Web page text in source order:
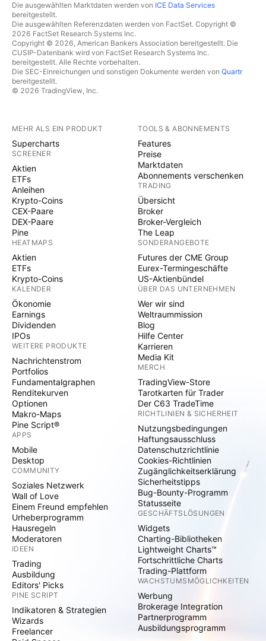
Die ausgewählten Marktdaten werden von ICE Data Services
bereitgestellt.
Die ausgewählten Referenzdaten werden von FactSet. Copyright ©
2026 FactSet Research Systems Inc.
Copyright © 2026, American Bankers Association bereitgestellt. Die
CUSIP-Datenbank wird von FactSet Research Systems Inc.
bereitgestellt. Alle Rechte vorbehalten.
Die SEC-Einreichungen und sonstigen Dokumente werden von Quartr
bereitgestellt.
© 2026 TradingView, Inc.
MEHR ALS EIN PRODUKT
Supercharts
SCREENER
Aktien
ETFs
Anleihen
Krypto-Coins
CEX-Paare
DEX-Paare
Pine
HEATMAPS
Aktien
ETFs
Krypto-Coins
KALENDER
Ökonomie
Earnings
Dividenden
IPOs
WEITERE PRODUKTE
Nachrichtenstrom
Portfolios
Fundamentalgraphen
Renditekurven
Optionen
Makro-Maps
Pine Script®
APPS
Mobile
Desktop
COMMUNITY
Soziales Netzwerk
Wall of Love
Einem Freund empfehlen
Urheberprogramm
Hausregeln
Moderatoren
IDEEN
Trading
Ausbildung
Editors' Picks
PINE SCRIPT
Indikatoren & Strategien
Wizards
Freelancer
TOOLS & ABONNEMENTS
Features
Preise
Marktdaten
Abonnements verschenken
TRADING
Übersicht
Broker
Broker-Vergleich
The Leap
SONDERANGEBOTE
Futures der CME Group
Eurex-Termingeschäfte
US-Aktienbündel
ÜBER DAS UNTERNEHMEN
Wer wir sind
Weltraummission
Blog
Hilfe Center
Karrieren
Media Kit
MERCH
TradingView-Store
Tarotkarten für Trader
Der C63 TradeTime
RICHTLINIEN & SICHERHEIT
Nutzungsbedingungen
Haftungsausschluss
Datenschutzrichtlinie
Cookies-Richtlinien
Zugänglichkeitserklärung
Sicherheitstipps
Bug-Bounty-Programm
Statusseite
GESCHÄFTSLÖSUNGEN
Widgets
Charting-Bibliotheken
Lightweight Charts™
Fortschrittliche Charts
Trading-Plattform
WACHSTUMSMÖGLICHKEITEN
Werbung
Brokerage Integration
Partnerprogramm
Ausbildungsprogramm